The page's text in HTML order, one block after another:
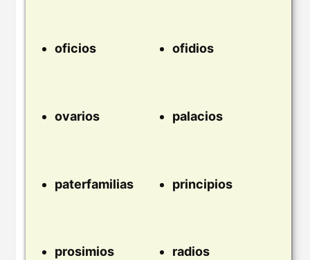
oficios ofidios
ovarios palacios
paterfamilias principios
prosimios radios